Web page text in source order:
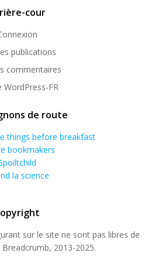
cour
publications
commentaires
WordPress-FR
de route
things before breakfast
bookmakers
la science
sur le site ne sont pas libres de
2013-2025.